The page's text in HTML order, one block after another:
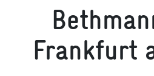
Frankfurt